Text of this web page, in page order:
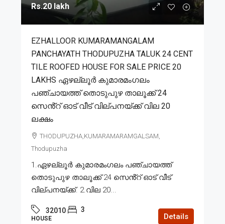
Rs.20 lakh
EZHALLOOR KUMARAMANGALAM
PANCHAYATH THODUPUZHA TALUK 24 CENT
TILE ROOFED HOUSE FOR SALE PRICE 20
LAKHS ഏഴല്ലൂർ കുമാരമംഗലം
പഞ്ചായത്ത് തൊടുപുഴ താലൂക്ക് 24
സെൻ്റ് ഓട് വീട് വില്പനയ്ക്ക് വില 20
ലക്ഷം
THODUPUZHA,KUMARAMARAMGALSAM,
Thodupuzha
1.ഏഴല്ലൂർ കുമാരമംഗലം പഞ്ചായത്ത്
തൊടുപുഴ താലൂക്ക് 24 സെൻ്റ് ഓട് വീട്
വില്പനയ്ക്ക്. 2.വില 20...
32010 3
HOUSE Details